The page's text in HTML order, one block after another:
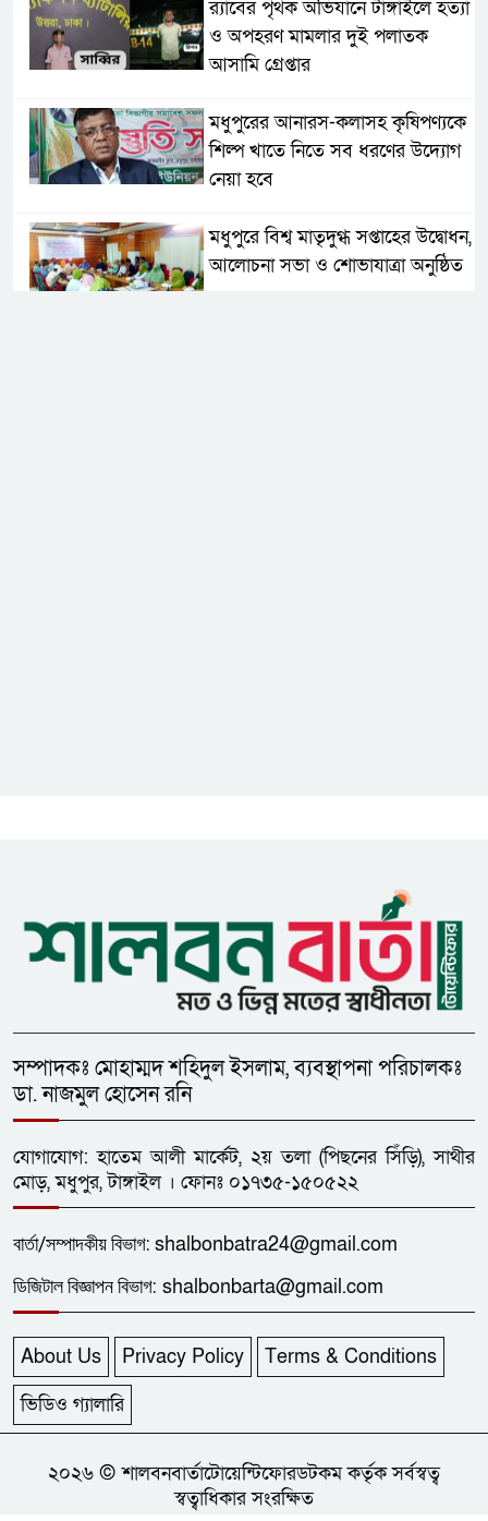
র‌্যাবের পৃথক অভিযানে টাঙ্গাইলে হত্যা
ও অপহরণ মামলার দুই পলাতক
আসামি গ্রেপ্তার
মধুপুরের আনারস-কলাসহ কৃষিপণ্যকে
শিল্প খাতে নিতে সব ধরণের উদ্যোগ
নেয়া হবে
মধুপুরে বিশ্ব মাতৃদুগ্ধ সপ্তাহের উদ্বোধন,
আলোচনা সভা ও শোভাযাত্রা অনুষ্ঠিত
সহযোগিতা চাইলেন সাইফুল ইসলাম
সম্পাদকঃ মোহাম্মদ শহিদুল ইসলাম, ব্যবস্থাপনা পরিচালকঃ
ডা. নাজমুল হোসেন রনি
যোগাযোগ: হাতেম আলী মার্কেট, ২য় তলা (পিছনের সিঁড়ি), সাথীর
মোড়, মধুপুর, টাঙ্গাইল । ফোনঃ ০১৭৩৫-১৫০৫২২
বার্তা/সম্পাদকীয়বিভাগ: shalbonbatra24@gmail.com
ডিজিটাল বিজ্ঞাপন বিভাগ: shalbonbarta@gmail.com
About Us Privacy Policy
Terms & Conditions
ভিডিও গ্যালারি
২০২৬ © শালবনবার্তাটোয়েন্টিফোরডটকম কর্তৃক সর্বস্বত্ব
স্বত্বাধিকার সংরক্ষিত